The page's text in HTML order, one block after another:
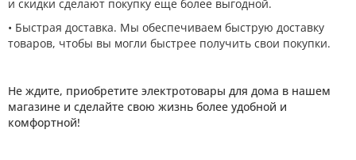
и скидки сделают покупку еще более выгодной.
• Быстрая доставка. Мы обеспечиваем быструю доставку
товаров, чтобы вы могли быстрее получить свои покупки.
Не ждите, приобретите электротовары для дома в нашем
магазине и сделайте свою жизнь более удобной и
комфортной!